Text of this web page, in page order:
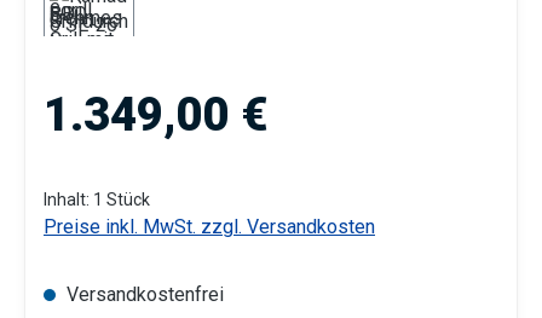
Regulärer Preis:
1.349,00 €
Inhalt: 1 Stück
Preise inkl. MwSt. zzgl. Versandkosten
Versandkostenfrei